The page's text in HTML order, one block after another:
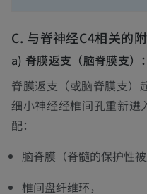
C. 与脊神经C4相关的
a) 脊膜返支（脑脊膜支）：
脊膜返支（或脑脊膜支）
细小神经经椎间孔重新进
配：
脑脊膜（脊髓的保护性被
椎间盘纤维环，